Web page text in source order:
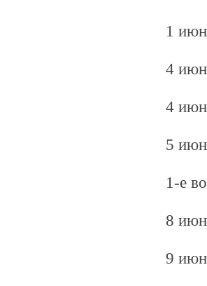
1
4
4
5
1-е
8
9